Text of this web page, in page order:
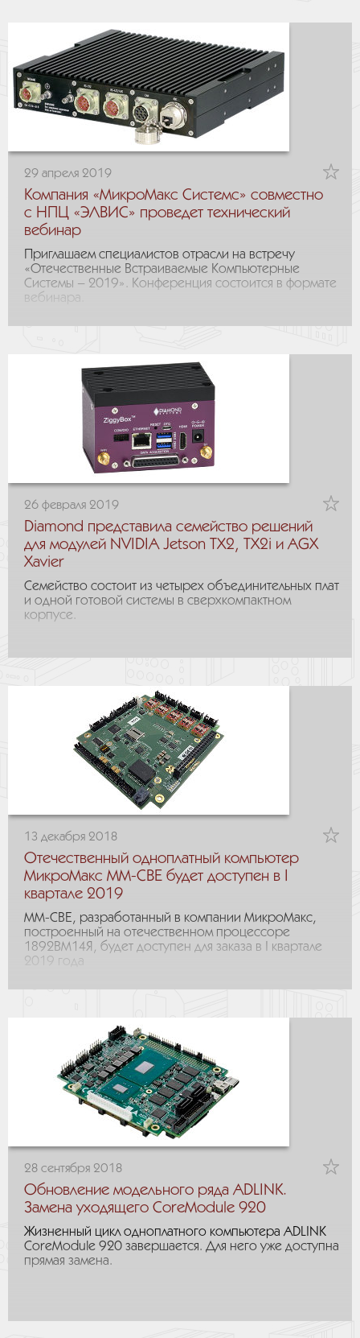
29 апреля 2019
Компания «МикроМакс Системс» совместно
с НПЦ «ЭЛВИС» проведет технический
вебинар
Приглашаем специалистов отрасли на встречу
«Отечественные Встраиваемые Компьютерные
Системы – 2019». Конференция состоится в формате
вебинара.
26 февраля 2019
Diamond представила семейство решений
для модулей NVIDIA Jetson TX2, TX2i и AGX
Xavier
Семейство состоит из четырех объединительных плат
и одной готовой системы в сверхкомпактном
корпусе.
13 декабря 2018
Отечественный одноплатный компьютер
МикроМакс MM-CBE будет доступен в I
квартале 2019
MM-CBE, разработанный в компании МикроМакс,
построенный на отечественном процессоре
1892ВМ14Я, будет доступен для заказа в I квартале
2019 года
28 сентября 2018
Обновление модельного ряда ADLINK.
Замена уходящего CoreModule 920
Жизненный цикл одноплатного компьютера ADLINK
CoreModule 920 завершается. Для него уже доступна
прямая замена.